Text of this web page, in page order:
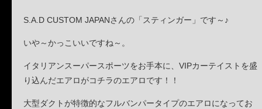
S.A.D CUSTOM JAPANさんの「スティンガー」です～♪
いや～かっこいいですね～。
イタリアンスーパースポーツをお手本に、VIPカーテイストを盛
り込んだエアロがコチラのエアロです！！
大型ダクトが特徴的なフルバンパータイプのエアロになってお